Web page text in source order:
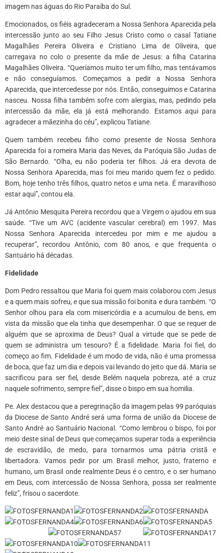
imagem nas águas do Rio Paraíba do Sul.
Emocionados, os fiéis agradeceram a Nossa Senhora Aparecida pela
intercessão junto ao seu Filho Jesus Cristo como o casal Tatiane
Magalhães Pereira Oliveira e Cristiano Lima de Oliveira, que
carregava no colo o presente da mãe de Jesus: a filha Catarina
Magalhães Oliveira. “Queríamos muito ter um filho, mas tentávamos
e não conseguíamos. Começamos a pedir a Nossa Senhora
Aparecida, que intercedesse por nós. Então, conseguimos e Catarina
nasceu. Nossa filha também sofre com alergias, mas, pedindo pela
intercessão da mãe, ela já está melhorando. Estamos aqui para
agradecer a mãezinha do céu”, explicou Tatiane.
Quem também recebeu filho como presente de Nossa Senhora
Aparecida foi a romeira Maria das Neves, da Paróquia São Judas de
São Bernardo. “Olha, eu não poderia ter filhos. Já era devota de
Nossa Senhora Aparecida, mas foi meu marido quem fez o pedido.
Bom, hoje tenho três filhos, quatro netos e uma neta. É maravilhoso
estar aqui”, contou ela.
Já Antônio Mesquita Pereira recordou que a Virgem o ajudou em sua
saúde. “Tive um AVC (acidente vascular cerebral) em 1997. Mas
Nossa Senhora Aparecida intercedeu por mim e me ajudou a
recuperar”, recordou Antônio, com 80 anos, e que frequenta o
Santuário há décadas.
Fidelidade
Dom Pedro ressaltou que Maria foi quem mais colaborou com Jesus
e a quem mais sofreu, e que sua missão foi bonita e dura também. “O
Senhor olhou para ela com misericórdia e a acumulou de bens, em
vista da missão que ela tinha que desempenhar. O que se requer de
alguém que se aproxima de Deus? Qual a virtude que se pede de
quem se administra um tesouro? É a fidelidade. Maria foi fiel, do
começo ao fim. Fidelidade é um modo de vida, não é uma promessa
de boca, que faz um dia e depois vai levando do jeito que dá. Maria se
sacrificou para ser fiel, desde Belém naquela pobreza, até a cruz
naquele sofrimento, sempre fiel”, disse o bispo em sua homilia.
Pe. Alex destacou que a peregrinação da imagem pelas 99 paróquias
da Diocese de Santo André será uma forma de união da Diocese de
Santo André ao Santuário Nacional. “Como lembrou o bispo, foi por
meio deste sinal de Deus que começamos superar toda a experiência
de escravidão, de medo, para tornarmos uma pátria cristã e
libertadora. Vamos pedir por um Brasil melhor, justo, fraterno e
humano, um Brasil onde realmente Deus é o centro, e o ser humano
em Deus, com intercessão de Nossa Senhora, possa ser realmente
feliz”, frisou o sacerdote.